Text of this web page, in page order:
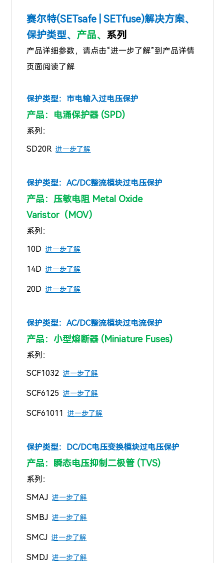
赛尔特(SETsafe | SETfuse)解决方案、
保护类型、 产品、 系列
产品详细参数，请点击“进一步了解”到产品详情
页面阅读了解
保护类型： 市电输入过电压保护
产品：电涌保护器 (SPD)
系列：
SD20R进一步了解
保护类型：AC/DC整流模块过电压保护
产品：压敏电阻 Metal Oxide
Varistor（MOV）
系列：
10D进一步了解
14D进一步了解
20D进一步了解
保护类型：AC/DC整流模块过电流保护
产品：小型熔断器 (Miniature Fuses)
系列：
SCF1032进一步了解
SCF6125进一步了解
SCF61011进一步了解
保护类型： DC/DC电压变换模块过电压保护
产品：瞬态电压抑制二极管 (TVS)
系列：
SMAJ进一步了解
SMBJ进一步了解
SMCJ进一步了解
SMDJ进一步了解